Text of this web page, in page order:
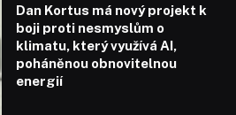
Dan Kortus má nový projekt k
boji proti nesmyslům o
klimatu, který využívá AI,
poháněnou obnovitelnou
energií